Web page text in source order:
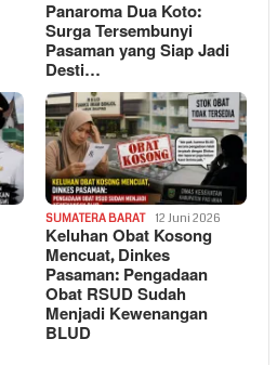
Panaroma Dua Koto:
Surga Tersembunyi
Pasaman yang Siap Jadi
Desti…
SUMATERA BARAT 12 Juni 2026
Keluhan Obat Kosong
Mencuat, Dinkes
Pasaman: Pengadaan
Obat RSUD Sudah
Menjadi Kewenangan
BLUD